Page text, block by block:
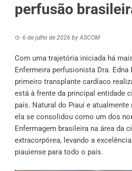
perfusão
6 de julho de 2026 byASCOM
Com uma trajetória iniciada há
Enfermeira perfusionista Dra. Edna
primeiro transplante cardíaco
está à frente da principal entidade
país. Natural do Piauí e atualmente
ela se consolidou como um dos
Enfermagem brasileira na área da
extracorpórea, levando a
piauiense para todo o país.